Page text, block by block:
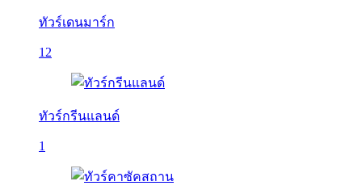
ทัวร์เดนมาร์ก
12
ทัวร์กรีนแลนด์
1